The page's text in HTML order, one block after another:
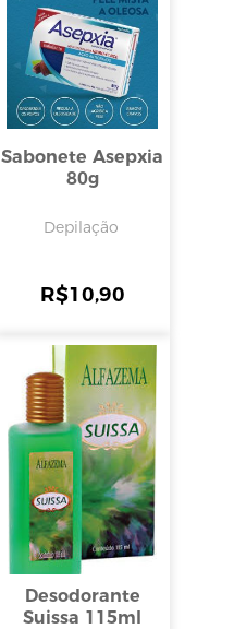
Sabonete Asepxia
80g
Depilação
R$10,90
Desodorante
Suissa 115ml